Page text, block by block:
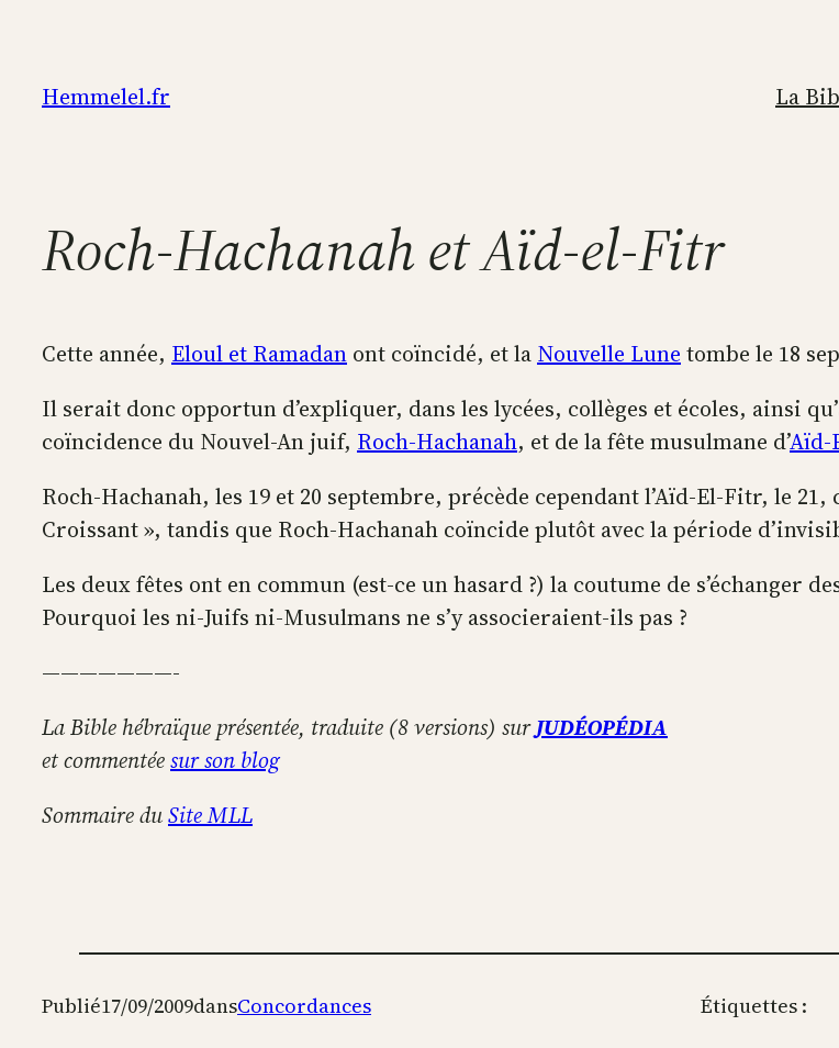
contenu
Hemmelel.fr La
Roch-Hachanah et Aïd-el-Fitr
Cette année, Eloul et Ramadan ont coïncidé, et la Nouvelle Lune tombe le 18
Il serait donc opportun d’expliquer, dans les lycées, collèges et écoles, ainsi
coïncidence du Nouvel-An juif, Roch-Hachanah, et de la fête musulmane d’Aïd-
Roch-Hachanah, les 19 et 20 septembre, précède cependant l’Aïd-El-Fitr, le
Croissant », tandis que Roch-Hachanah coïncide plutôt avec la période
Les deux fêtes ont en commun (est-ce un hasard ?) la coutume de s’échanger
Pourquoi les ni-Juifs ni-Musulmans ne s’y associeraient-ils pas ?
———————-
La Bible hébraïque présentée, traduite (8 versions) surJUDÉOPÉDIA
et commentéesur son blog
Sommaire duSite MLL
Publié17/09/2009dansConcordances Étiquettes :